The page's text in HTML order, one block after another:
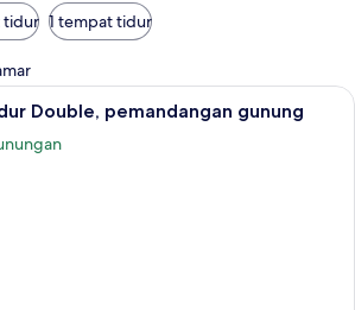
tidur 1 tempat tidur
Kamar, 2 Tempat Tidur Double,
Double, pemandangan gunung